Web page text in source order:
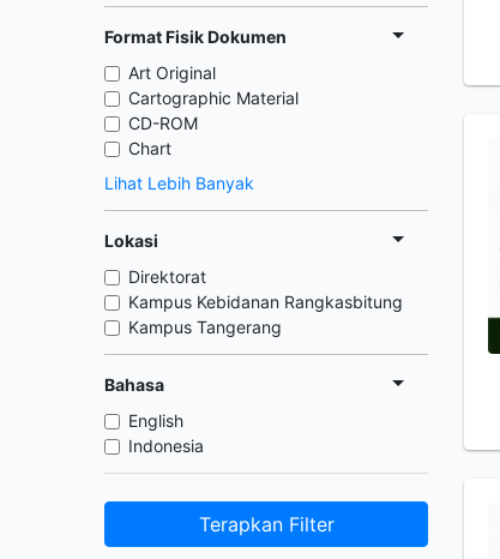
Format Fisik Dokumen
Art Original
Cartographic Material
CD-ROM
Chart
Lihat Lebih Banyak
Lokasi
Direktorat
Kampus Kebidanan Rangkasbitung
Kampus Tangerang
Bahasa
English
Indonesia
Terapkan Filter